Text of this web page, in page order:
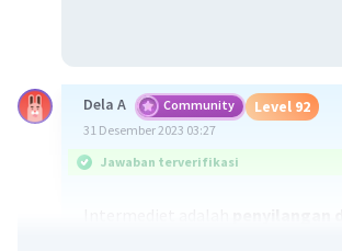
Dela A Community Level 92
31 Desember 2023 03:27
Jawaban terverifikasi